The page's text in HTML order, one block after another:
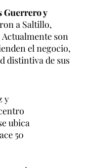
Guerrero y
a Saltillo,
Actualmente son
el negocio,
distintiva de sus
y
ubica
50